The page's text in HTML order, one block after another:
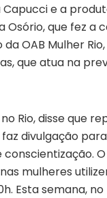
Capucci e a
que fez a
OAB Mulher
que atua na
Rio, disse que
divulgação
mulheres
Esta semana,